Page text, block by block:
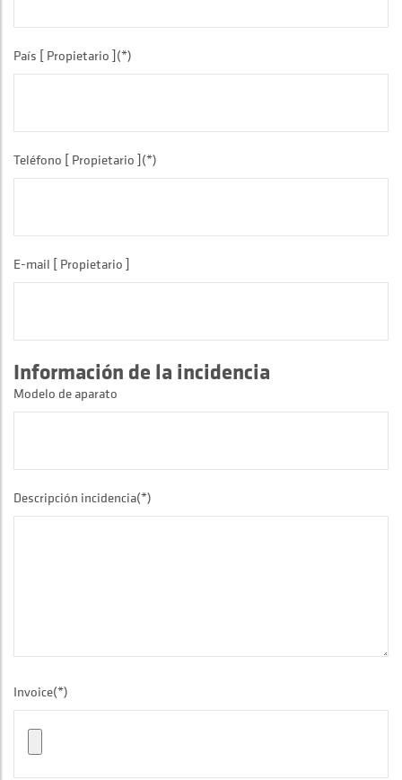
País [ Propietario ](*)
Teléfono [ Propietario ](*)
E-mail [ Propietario ]
Información de la incidencia
Modelo de aparato
Descripción incidencia(*)
Invoice(*)